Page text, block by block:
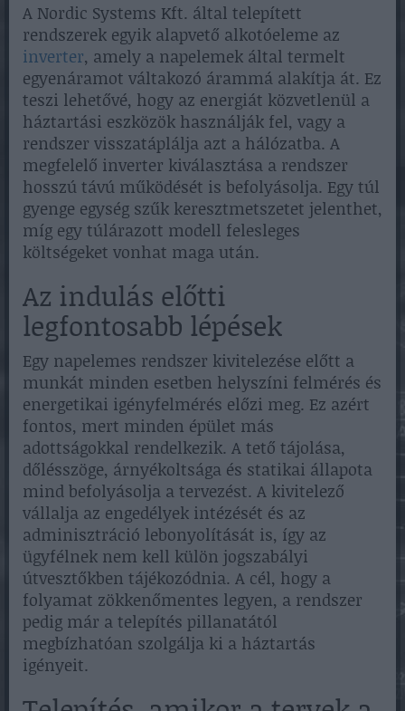
A Nordic Systems Kft. által telepített
rendszerek egyik alapvető alkotóeleme az
inverter, amely a napelemek által termelt
egyenáramot váltakozó árammá alakítja át. Ez
teszi lehetővé, hogy az energiát közvetlenül a
háztartási eszközök használják fel, vagy a
rendszer visszatáplálja azt a hálózatba. A
megfelelő inverter kiválasztása a rendszer
hosszú távú működését is befolyásolja. Egy túl
gyenge egység szűk keresztmetszetet jelenthet,
míg egy túlárazott modell felesleges
költségeket vonhat maga után.
Az indulás előtti
legfontosabb lépések
Egy napelemes rendszer kivitelezése előtt a
munkát minden esetben helyszíni felmérés és
energetikai igényfelmérés előzi meg. Ez azért
fontos, mert minden épület más
adottságokkal rendelkezik. A tető tájolása,
dőlésszöge, árnyékoltsága és statikai állapota
mind befolyásolja a tervezést. A kivitelező
vállalja az engedélyek intézését és az
adminisztráció lebonyolítását is, így az
ügyfélnek nem kell külön jogszabályi
útvesztőkben tájékozódnia. A cél, hogy a
folyamat zökkenőmentes legyen, a rendszer
pedig már a telepítés pillanatától
megbízhatóan szolgálja ki a háztartás
igényeit.